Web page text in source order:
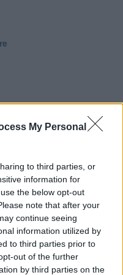
My Personal
to third parties, or
information for
the below opt-out
note that after your
continue seeing
information utilized by
to third parties prior to
out of the further
by third parties on the
dire